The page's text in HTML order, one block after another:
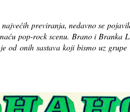
previranja, nedavno se
pop-rock scenu. Brano i Branka
od onih sastava koji bismo uz